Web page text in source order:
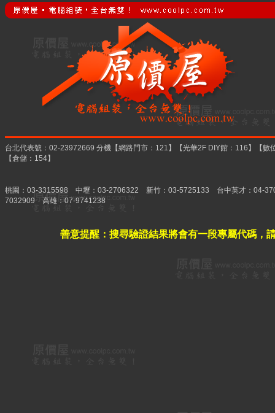
台北代表號：02-23972669 分機【網路門市：121】【光華2F DIY館：116】【
【倉儲：154】
桃園：03-3315598 中壢：03-2706322 新竹：03-5725133 台中英才：04-
7032909 高雄：07-9741238
善意提醒：搜尋驗證結果將會有一段專屬代碼，